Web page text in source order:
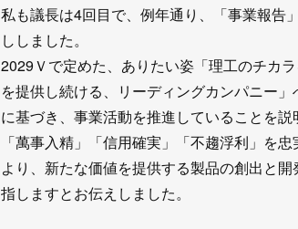
私も議長は4回目で、例年通り、「事業報告
ししました。
2029Ｖで定めた、ありたい姿「理工のチカ
を提供し続ける、リーディングカンパニー
に基づき、事業活動を推進していることを説
「萬事入精」「信用確実」「不趨浮利」を
より、新たな価値を提供する製品の創出と
指しますとお伝えしました。